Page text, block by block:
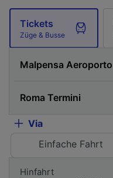
Tickets
Züge & Busse
Via
Einfache Fahrt
Hinfahrt